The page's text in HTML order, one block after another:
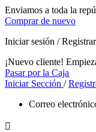
Enviamos a toda la
Comprar de nuevo
Iniciar sesión /
¡Nuevo cliente!
Pasar por la Caja
Iniciar Sección /
Correo
